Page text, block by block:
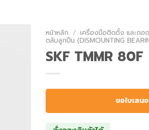
หน้าหลัก / เครื่องมือติดตั้ง และถอ
ตลับลูกปืน (DISMOUNTING
SKF TMMR 80F
ขอใบเสน